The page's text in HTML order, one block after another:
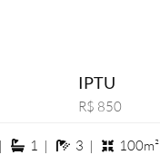
IPTU
R$ 850
1 suítes
1 | 3 banheiros
3 | 100m²